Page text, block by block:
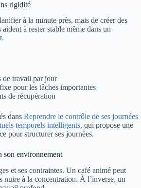
rigidité
à la minute près, mais de créer des
à rester stable même dans un
de travail par jour
pour les tâches importantes
de récupération
dans Reprendre le contrôle de ses journées
temporels intelligents, qui propose une
pour structurer ses journées.
son environnement
et ses contraintes. Un café animé peut
nuire à la concentration. À l’inverse, un